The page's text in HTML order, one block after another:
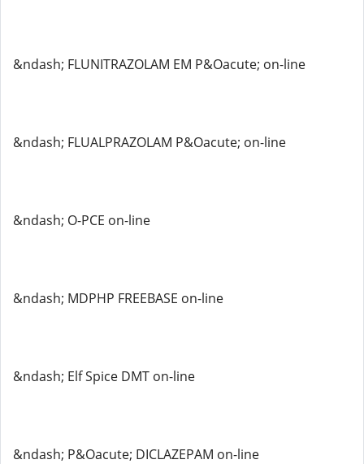
&ndash; FLUNITRAZOLAM EM P&Oacute; on-line
&ndash; FLUALPRAZOLAM P&Oacute; on-line
&ndash; O-PCE on-line
&ndash; MDPHP FREEBASE on-line
&ndash; Elf Spice DMT on-line
&ndash; P&Oacute; DICLAZEPAM on-line